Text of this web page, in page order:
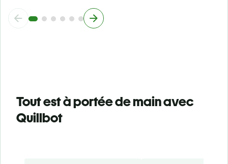
Tout est à portée de main avec
Quillbot